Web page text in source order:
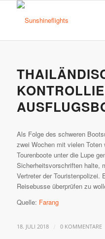
Als Folge des schweren
zwei Wochen mit vielen Toten
Tourenboote unter die Lupe
Sicherheitsvorschriften halte,
Vertreter der Touristenpolizei.
Reisebusse überprüfen zu
Quelle: Farang
18. JULI 2018 / 0 KOMMENTARE